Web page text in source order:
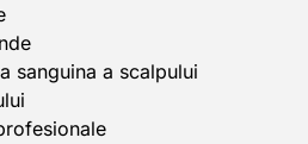
sanguina a scalpului